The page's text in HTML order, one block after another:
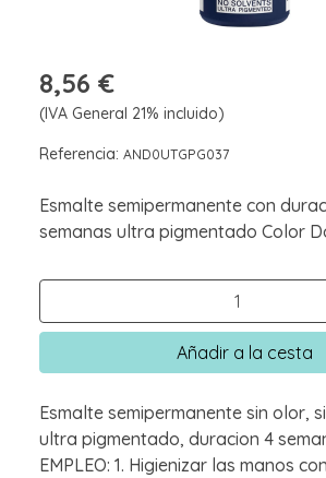
8,56 €
(IVA General 21% incluido)
Referencia: AND0UTGPG037
Esmalte semipermanente con
semanas ultra pigmentado Color
Añadir a la cesta
Esmalte semipermanente sin olor,
ultra pigmentado, duracion 4
EMPLEO: 1. Higienizar las manos